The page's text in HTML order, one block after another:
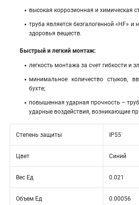
высокая коррозионная и химическая
труба является безгалогенной «HF» и
здоровья веществ.
Быстрый и легкий монтаж:
легкость монтажа за счет гибкости и
минимальное количество стыков,
бухте;
повышенная ударная прочность –
ударные воздействия, возникающие
Степень защиты IP55
Цвет Синий
Вес Ед 0.021
Объем Ед 0.00056